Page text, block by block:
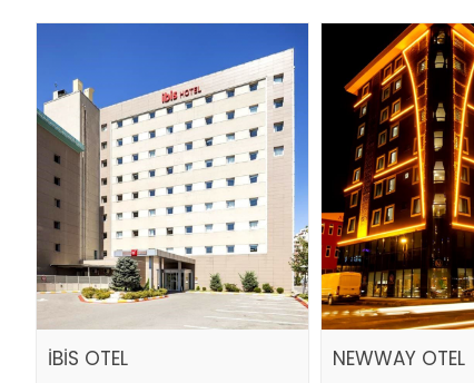
İBİS OTEL NEWWAY OTEL